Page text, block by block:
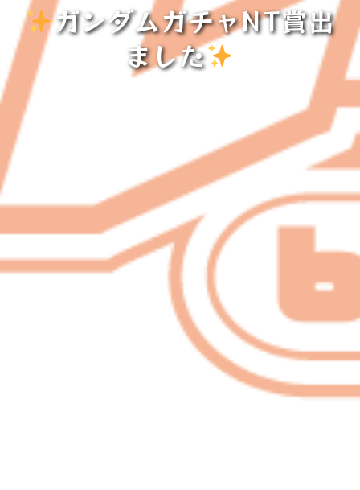
ガンダムガチャNT賞出
ました